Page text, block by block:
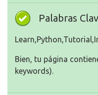
Palabras
Bien, tu página
keywords).